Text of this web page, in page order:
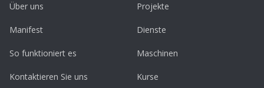
Über uns
Manifest
So funktioniert es
Kontaktieren Sie uns
Projekte
Dienste
Maschinen
Kurse